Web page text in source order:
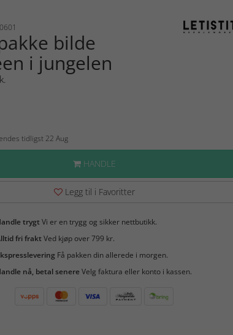
bilde
i jungelen
tidligst 22 Aug
HANDLE
Legg til i Favoritter
trygtVi er en trygg og sikker nettbutikk.
fri fraktVed kjøp over 799 kr.
Få pakken din allerede i morgen.
nå, betal senereVelg faktura eller konto i kassen.